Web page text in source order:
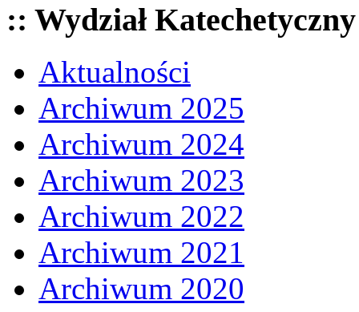
:: Wydział Katechetyczny
Aktualności
Archiwum 2025
Archiwum 2024
Archiwum 2023
Archiwum 2022
Archiwum 2021
Archiwum 2020